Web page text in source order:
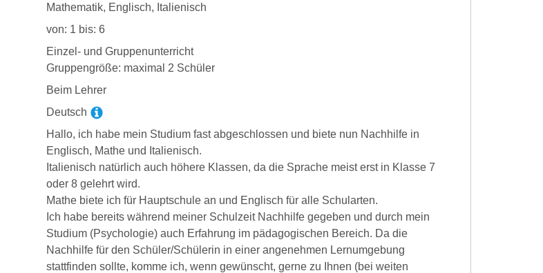
Mathematik, Englisch, Italienisch
von: 1 bis: 6
Einzel- und Gruppenunterricht
Gruppengröße: maximal 2 Schüler
Beim Lehrer
Deutsch
Hallo, ich habe mein Studium fast abgeschlossen und biete nun Nachhilfe in
Englisch, Mathe und Italienisch.
Italienisch natürlich auch höhere Klassen, da die Sprache meist erst in Klasse 7
oder 8 gelehrt wird.
Mathe biete ich für Hauptschule an und Englisch für alle Schularten.
Ich habe bereits während meiner Schulzeit Nachhilfe gegeben und durch mein
Studium (Psychologie) auch Erfahrung im pädagogischen Bereich. Da die
Nachhilfe für den Schüler/Schülerin in einer angenehmen Lernumgebung
stattfinden sollte, komme ich, wenn gewünscht, gerne zu Ihnen (bei weiten